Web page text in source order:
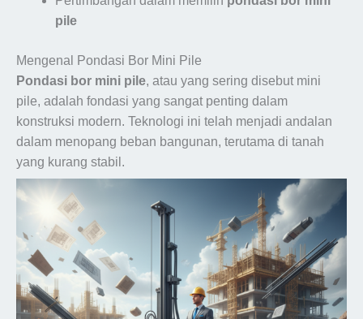
pile
Mengenal Pondasi Bor Mini Pile
Pondasi bor mini pile, atau yang sering disebut mini
pile, adalah fondasi yang sangat penting dalam
konstruksi modern. Teknologi ini telah menjadi andalan
dalam menopang beban bangunan, terutama di tanah
yang kurang stabil.